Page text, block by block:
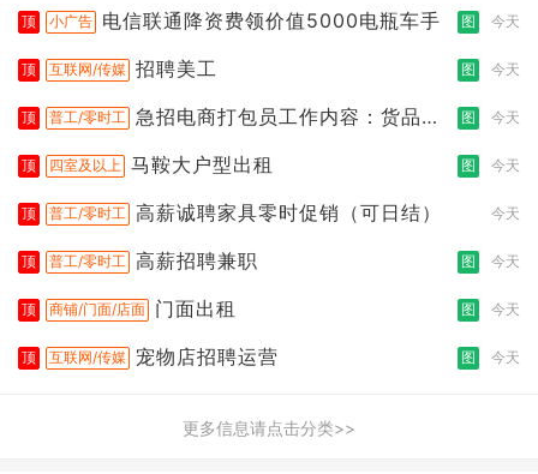
顶 小广告 电信联通降资费领价值5000电瓶车手 图 今天
顶 互联网/传媒 招聘美工 图 今天
顶 普工/零时工 急招电商打包员工作内容：货品分
图 今天
顶 四室及以上 马鞍大户型出租 图 今天
顶 普工/零时工 高薪诚聘家具零时促销（可日结） 今天
顶 普工/零时工 高薪招聘兼职 图 今天
顶 商铺/门面/店面 门面出租 图 今天
顶 互联网/传媒 宠物店招聘运营 图 今天
更多信息请点击分类>>